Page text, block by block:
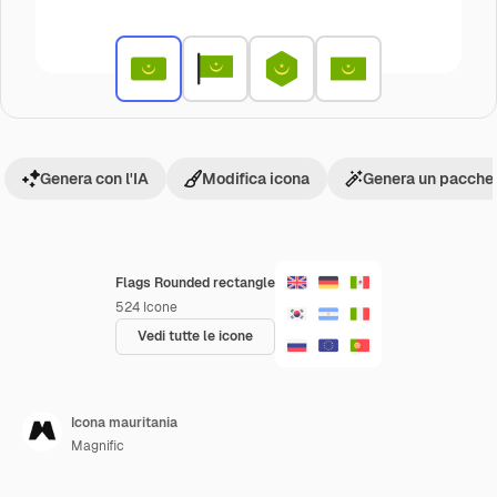
Flags Rounded rectangle
524 Icone
Vedi tutte le icone
Genera con l'IA Modifica icona Genera un
Icona mauritania
Magnific